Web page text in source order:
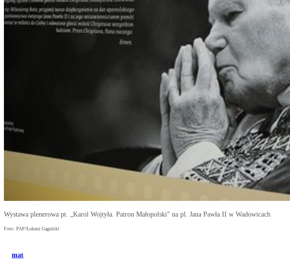
Wystawa plenerowa pt. „Karol Wojtyła. Patron Małopolski” na pl. Jana Pawła II w Wadowicach
Foto: PAP/Łukasz Gągulski
mat